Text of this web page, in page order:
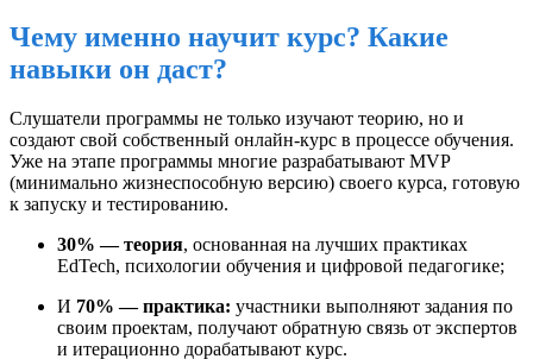
Чему именно научит курс? Какие
навыки он даст?
Слушатели программы не только изучают теорию, но и
создают свой собственный онлайн-курс в процессе обучения.
Уже на этапе программы многие разрабатывают MVP
(минимально жизнеспособную версию) своего курса, готовую
к запуску и тестированию.
30% — теория, основанная на лучших практиках
EdTech, психологии обучения и цифровой педагогике;
И 70% — практика: участники выполняют задания по
своим проектам, получают обратную связь от экспертов
и итерационно дорабатывают курс.